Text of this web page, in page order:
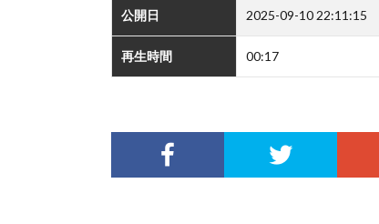
公開日 2025-09-10 22:11:15
再生時間 00:17